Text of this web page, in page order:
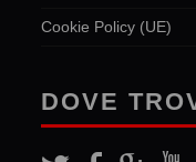
Cookie Policy (UE)
DOVE